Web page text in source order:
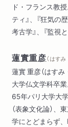
ド・フランス教
ティ』、『狂気の
考古学』、『監視
蓮實重彦（ はす
蓮實 重彦（はす
大学仏文学科卒
65年パリ大学大
（表象文化論）
学にとどまらず